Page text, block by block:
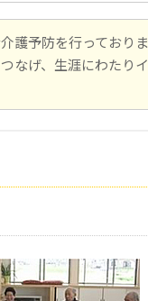
護予防を行っておりま
なげ、生涯にわたりイ